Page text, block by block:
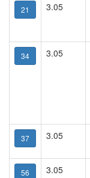
21 3.05
34 3.05
37 3.05
56 3.05